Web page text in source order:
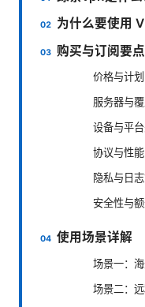
为什么要使用
购买与订阅要点
价格与计划
服务器与
设备与平
协议与性能
隐私与日
安全性与
使用场景详解
场景一：
场景二：